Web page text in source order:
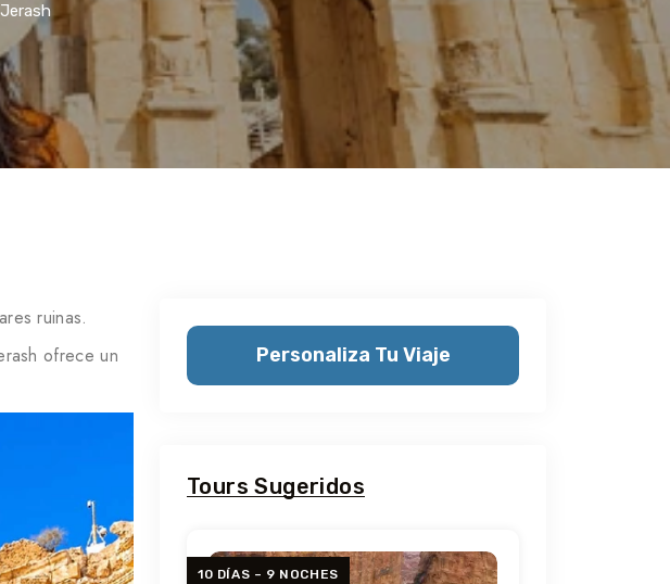
ruinas.
ofrece un
Personaliza Tu Viaje
Tours Sugeridos
10 DÍAS – 9 NOCHES